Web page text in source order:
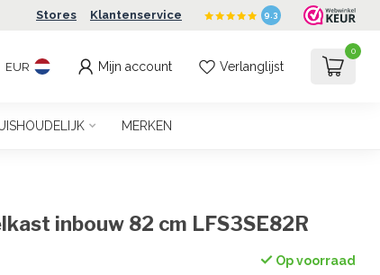
Stores Klantenservice 9.3
EUR Mijn account Verlanglijst
0
MERKEN
inbouw 82 cm LFS3SE82R
Op voorraad